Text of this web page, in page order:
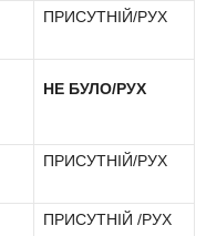
ПРИСУТНІЙ/РУХ
НЕ БУЛО/РУХ
ПРИСУТНІЙ/РУХ
ПРИСУТНІЙ /РУХ